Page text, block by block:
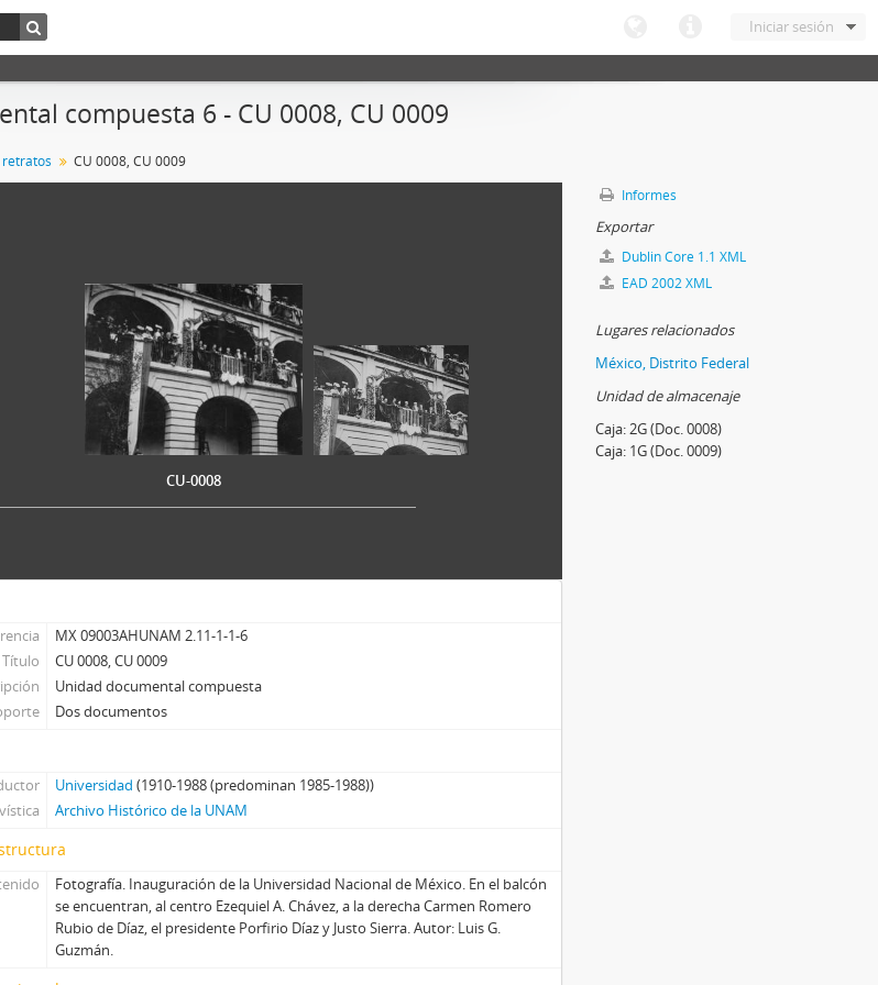
Iniciar sesión
compuesta 6 - CU 0008, CU 0009
retratos CU 0008, CU 0009
CU-0008
MX 09003AHUNAM 2.11-1-1-6
Título
CU 0008, CU 0009
Unidad documental compuesta
Dos documentos
Universidad (1910-1988 (predominan 1985-1988))
Archivo Histórico de la UNAM
Fotografía. Inauguración de la Universidad Nacional de México. En el balcón
se encuentran, al centro Ezequiel A. Chávez, a la derecha Carmen Romero
Rubio de Díaz, el presidente Porfirio Díaz y Justo Sierra. Autor: Luis G.
Guzmán.
Informes
Exportar
Dublin Core 1.1 XML
EAD 2002 XML
Lugares relacionados
México, Distrito Federal
Unidad de almacenaje
Caja:2G (Doc. 0008)
Caja: 1G (Doc. 0009)